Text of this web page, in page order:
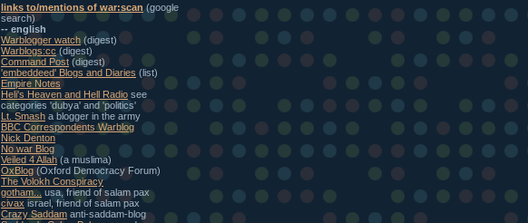
links to/mentions of war:scan (google
search)
-- english
Warblogger watch (digest)
Warblogs:cc (digest)
Command Post (digest)
'embeddeed' Blogs and Diaries (list)
Empire Notes
Heli's Heaven and Hell Radio see
categories 'dubya' and 'politics'
Lt. Smash a blogger in the army
BBC Correspondents Warblog
Nick Denton
No war Blog
Veiled 4 Allah (a muslima)
OxBlog(Oxford Democracy Forum)
The Volokh Conspiracy
gotham...
usa, friend of salam pax
civax israel, friend of salam pax
Crazy Saddam anti-saddam-blog